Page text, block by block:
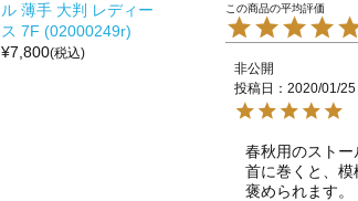
ル 薄手 大判 レディー
ス 7F (02000249r)
¥7,800(税込)
非公開
投稿日
2020/01/25
春秋用のストー
首に巻くと、模
褒められます。